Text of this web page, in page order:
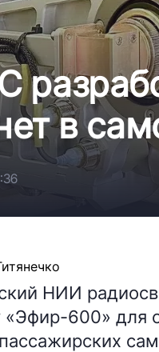
в
НИИ
«Эфир-600» для